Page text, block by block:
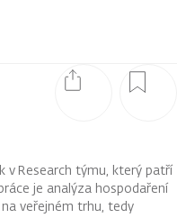
v Research týmu, který patří
je analýza hospodaření
veřejném trhu, tedy